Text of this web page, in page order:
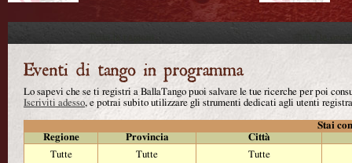
Lo sapevi che se ti registri a BallaTango puoi salvare le tue ricerche per poi
Iscriviti adesso, e potrai subito utilizzare gli strumenti dedicati agli utenti
Stai
Regione
Provincia
Città
Tutte
Tutte
Tutte